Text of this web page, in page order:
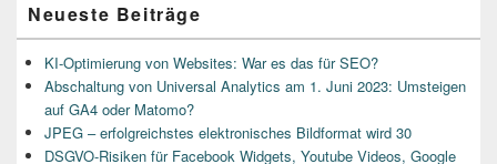
Neueste Beiträge
KI-Optimierung von Websites: War es das für SEO?
Abschaltung von Universal Analytics am 1. Juni 2023: Umsteigen
auf GA4 oder Matomo?
JPEG – erfolgreichstes elektronisches Bildformat wird 30
DSGVO-Risiken für Facebook Widgets, Youtube Videos, Google